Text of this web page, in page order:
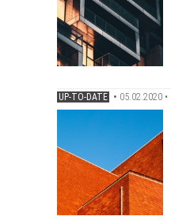
UP-TO-DATE • 05.02.2020 •